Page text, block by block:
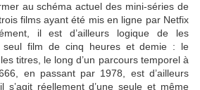
au schéma actuel des mini-séries de
films ayant été mis en ligne par Netfix
il est d’ailleurs logique de les
seul film de cinq heures et demie : le
titres, le long d’un parcours temporel à
en passant par 1978, est d’ailleurs
s’agit réellement d’une seule et même